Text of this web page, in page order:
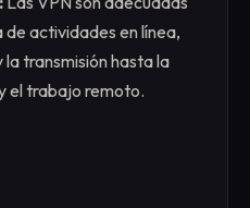
actividades en línea,
transmisión hasta la
el trabajo remoto.